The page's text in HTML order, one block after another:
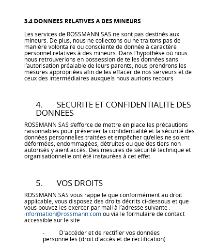
3.4 DONNEES RELATIVES A DES MINEURS
Les services de ROSSMANN SAS ne sont pas destinés aux
mineurs. De plus, nous ne collectons ou ne traitons pas de
manière volontaire ou consciente de donnée à caractère
personnel relatives à des mineurs. Dans l’hypothèse où nous
nous retrouverions en possession de telles données sans
l’autorisation préalable de leurs parents, nous prendrons les
mesures appropriées afin de les effacer de nos serveurs et de
ceux des intermédiaires auxquels nous aurions recours
4. SECURITE ET CONFIDENTIALITE DES
DONNEES
ROSSMANN SAS s’efforce de mettre en place les précautions
raisonnables pour préserver la confidentialité et la sécurité des
données personnelles traitées et empêcher qu’elles ne soient
déformées, endommagées, détruites ou que des tiers non
autorisés y aient accès. Des mesures de sécurité technique et
organisationnelle ont été instaurées à cet effet.
5. VOS DROITS
ROSSMANN SAS vous rappelle que conformément au droit
applicable, vous disposez des droits décrits ci-dessous et que
vous pouvez les exercer par mail à l’adresse suivante :
information@rossmann.comou via le formulaire de contact
accessible sur le site.
- D'accéder et de rectifier vos données
personnelles (droit d'accès et de rectification)